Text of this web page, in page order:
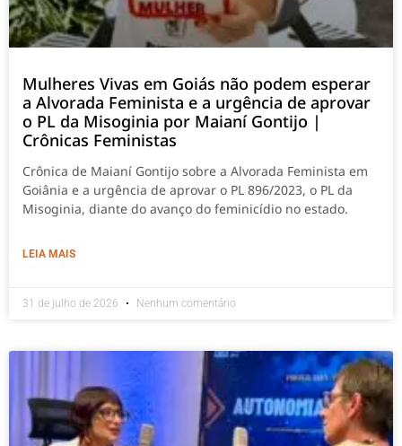
Mulheres Vivas em Goiás não podem esperar
a Alvorada Feminista e a urgência de aprovar
o PL da Misoginia por Maianí Gontijo |
Crônicas Feministas
Crônica de Maianí Gontijo sobre a Alvorada Feminista em
Goiânia e a urgência de aprovar o PL 896/2023, o PL da
Misoginia, diante do avanço do feminicídio no estado.
LEIA MAIS
31 de julho de 2026 Nenhum comentário